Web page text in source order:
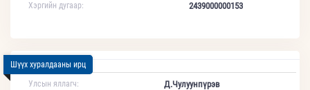
Хэргийн дугаар: 2439000000153
Шүүх хуралдааны ирц
Улсын яллагч:
Д.Чулуунпүрэв